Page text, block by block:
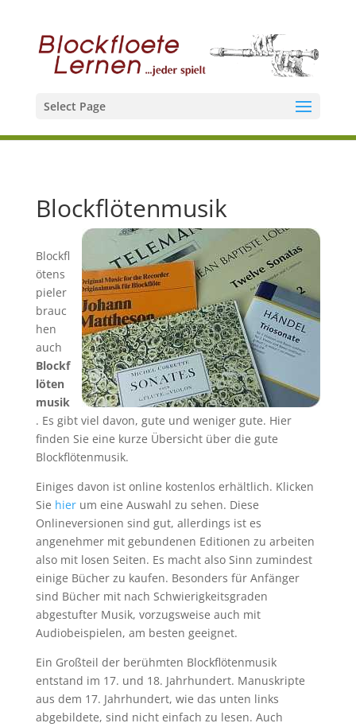
Select Page
Blockflötenmusik
Blockfl
ötens
pieler
brauc
hen
auch
Blockf
löten
musik
. Es gibt viel davon, gute und weniger gute. Hier
finden Sie eine kurze Übersicht über die gute
Blockflötenmusik.
Einiges davon ist online kostenlos erhältlich. Klicken
Sie hierum eine Auswahl zu sehen. Diese
Onlineversionen sind gut, allerdings ist es
angenehmer mit gebundenen Editionen zu arbeiten
also mit losen Seiten. Es macht also Sinn zumindest
einige Bücher zu kaufen. Besonders für Anfänger
sind Bücher mit nach Schwierigkeitsgraden
abgestufter Musik, vorzugsweise auch mit
Audiobeispielen, am besten geeignet.
Ein Großteil der berühmten Blockflötenmusik
entstand im 17. und 18. Jahrhundert. Manuskripte
aus dem 17. Jahrhundert, wie das unten links
abgebildete, sind nicht einfach zu lesen. Auch